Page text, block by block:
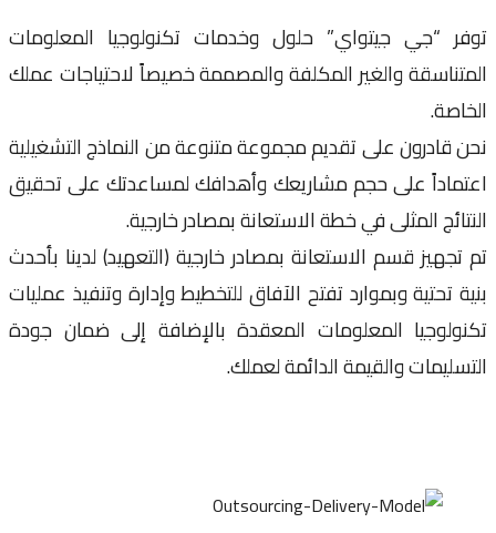
“جي جيتواي” حلول وخدمات تكنولوجيا المعلومات
والغير المكلفة والمصممة خصيصاً لاحتياجات عملك
على تقديم مجموعة متنوعة من النماذج التشغيلية
على حجم مشاريعك وأهدافك لمساعدتك على تحقيق
المثلى في خطة الاستعانة بمصادر خارجية.
قسم الاستعانة بمصادر خارجية (التعهيد) لدينا بأحدث
تحتية وبموارد تفتح الآفاق للتخطيط وإدارة وتنفيذ عمليات
المعلومات المعقدة بالإضافة إلى ضمان جودة
والقيمة الدائمة لعملك.